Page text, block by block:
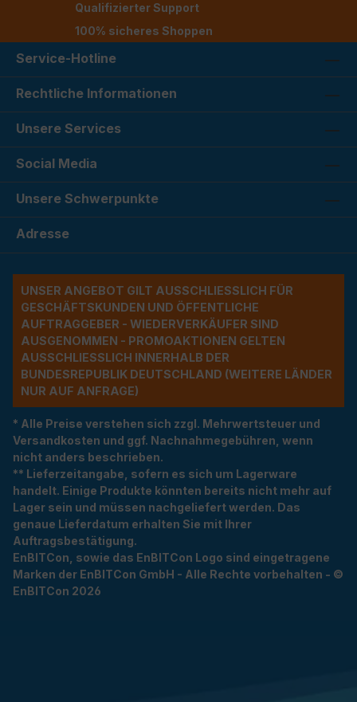
Qualifizierter Support
100% sicheres Shoppen
Service-Hotline
Rechtliche Informationen
Unsere Services
Social Media
Unsere Schwerpunkte
Adresse
UNSER ANGEBOT GILT AUSSCHLIESSLICH FÜR G
ESCHÄFTSKUNDEN UND ÖFFENTLICHE A
UFTRAGGEBER - WIEDERVERKÄUFER SIND A
USGENOMMEN - PROMOAKTIONEN GELTEN A
USSCHLIESSLICH INNERHALB DER BU
NDESREPUBLIK DEUTSCHLAND (WEITERE LÄNDER NU
R AUF ANFRAGE)
* Alle Preise verstehen sich zzgl. Mehrwertsteuer und
Versandkosten und ggf. Nachnahmegebühren, wenn
nicht anders beschrieben.
** Lieferzeitangabe, sofern es sich um Lagerware
handelt. Einige Produkte könnten bereits nicht mehr auf
Lager sein und müssen nachgeliefert werden. Das
genaue Lieferdatum erhalten Sie mit Ihrer
Auftragsbestätigung.
EnBITCon, sowie das EnBITCon Logo sind eingetragene
Marken der EnBITCon GmbH - Alle Rechte vorbehalten - ©
EnBITCon 2026